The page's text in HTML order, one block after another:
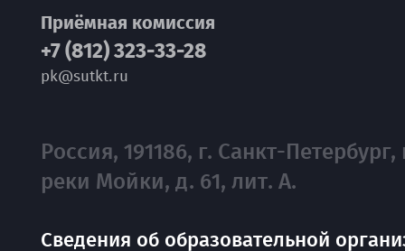
Приёмная комиссия
+7 (812) 323-33-28
pk@sutkt.ru
Россия, 191186, г. Санкт-Петербург,
реки Мойки, д. 61, лит. А.
Сведения об образовательной